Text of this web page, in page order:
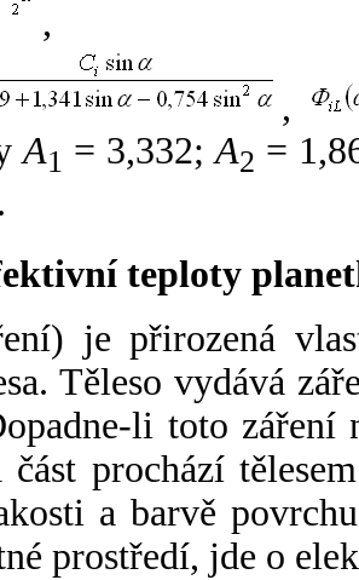
,
,
A1 = 3,332;A2 =
teploty
je přirozená
Těleso vydává
li toto záření
část prochází
a barvě
prostředí, jde o